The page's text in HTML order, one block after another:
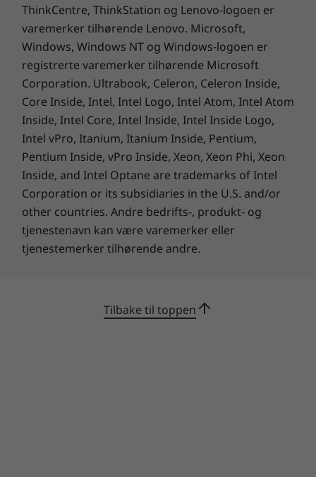
ThinkCentre, ThinkStation og Lenovo-logoen er
varemerker tilhørende Lenovo. Microsoft,
Windows, Windows NT og Windows-logoen er
registrerte varemerker tilhørende Microsoft
Corporation. Ultrabook, Celeron, Celeron Inside,
Core Inside, Intel, Intel Logo, Intel Atom, Intel Atom
Inside, Intel Core, Intel Inside, Intel Inside Logo,
Intel vPro, Itanium, Itanium Inside, Pentium,
Pentium Inside, vPro Inside, Xeon, Xeon Phi, Xeon
Inside, and Intel Optane are trademarks of Intel
Corporation or its subsidiaries in the U.S. and/or
other countries. Andre bedrifts-, produkt- og
tjenestenavn kan være varemerker eller
tjenestemerker tilhørende andre.
Tilbake til toppen